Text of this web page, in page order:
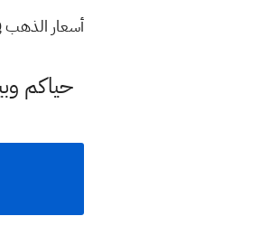
أسعار الذهب في
حياكم